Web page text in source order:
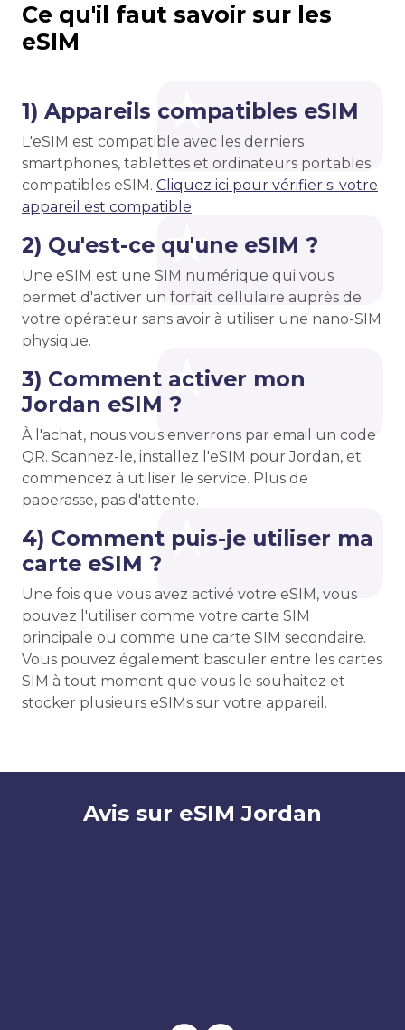
Ce qu'il faut savoir sur les
eSIM
1) Appareils compatibles eSIM
L'eSIM est compatible avec les derniers
smartphones, tablettes et ordinateurs portables
compatibles eSIM. Cliquez ici pour vérifier si votre
appareil est compatible
2) Qu'est-ce qu'une eSIM ?
Une eSIM est une SIM numérique qui vous
permet d'activer un forfait cellulaire auprès de
votre opérateur sans avoir à utiliser une nano-SIM
physique.
3) Comment activer mon
Jordan eSIM ?
À l'achat, nous vous enverrons par email un code
QR. Scannez-le, installez l'eSIM pour Jordan, et
commencez à utiliser le service. Plus de
paperasse, pas d'attente.
4) Comment puis-je utiliser ma
carte eSIM ?
Une fois que vous avez activé votre eSIM, vous
pouvez l'utiliser comme votre carte SIM
principale ou comme une carte SIM secondaire.
Vous pouvez également basculer entre les cartes
SIM à tout moment que vous le souhaitez et
stocker plusieurs eSIMs sur votre appareil.
Avis sur eSIM Jordan